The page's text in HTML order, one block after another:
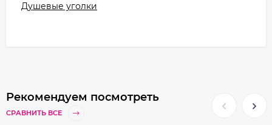
Душевые уголки
Рекомендуем посмотреть
СРАВНИТЬ ВСЕ